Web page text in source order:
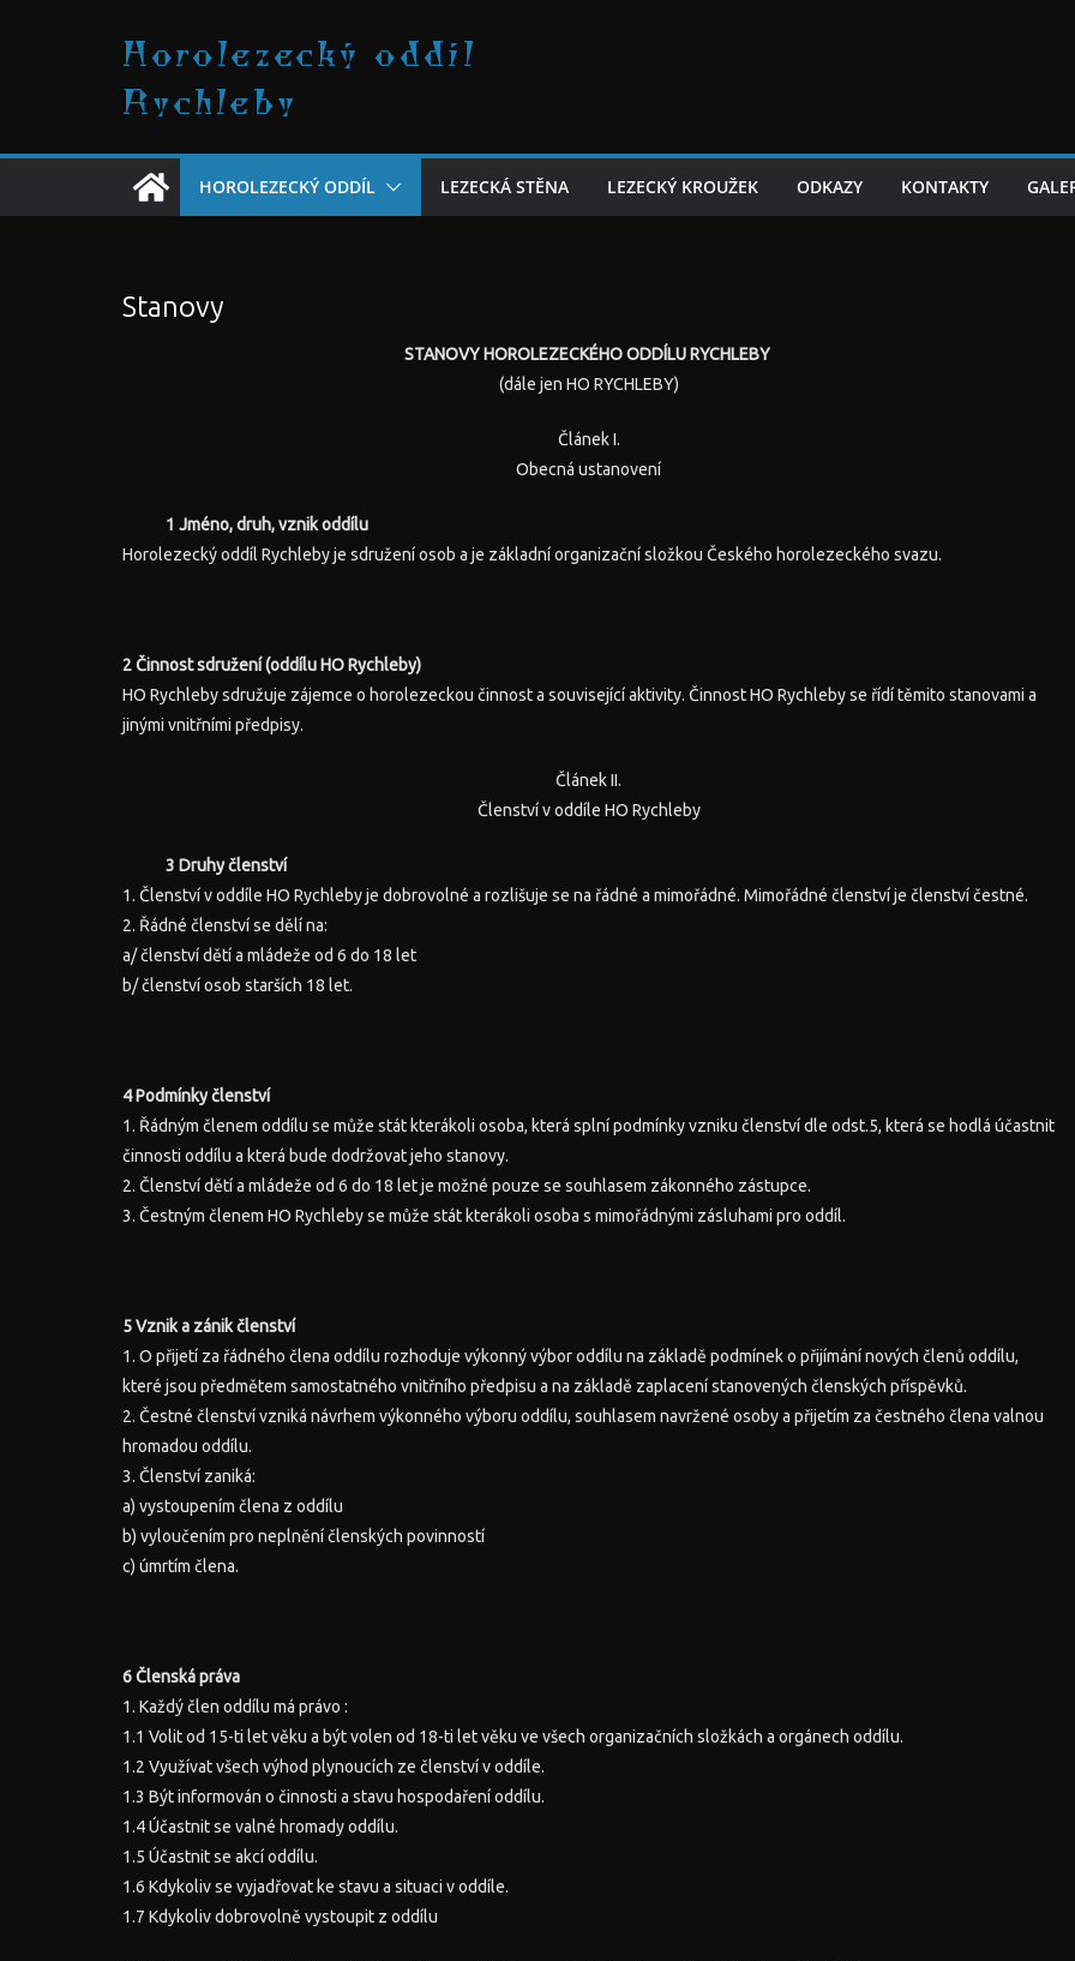
Horolezecký oddíl
Rychleby
HOROLEZECKÝ ODDÍL LEZECKÁ STĚNA LEZECKÝ KROUŽEK ODKAZY KONTAKTY
Stanovy
STANOVY HOROLEZECKÉHO ODDÍLU RYCHLEBY
(dále jen HO RYCHLEBY)
Článek I.
Obecná ustanovení
1 Jméno, druh, vznik oddílu
Horolezecký oddíl Rychleby je sdružení osob a je základní organizační složkou Českého horolezeckého svazu.
2 Činnost sdružení (oddílu HO Rychleby)
HO Rychleby sdružuje zájemce o horolezeckou činnost a související aktivity. Činnost HO Rychleby se řídí těmito stanovami a
jinými vnitřními předpisy.
Článek II.
Členství v oddíle HO Rychleby
3 Druhy členství
1. Členství v oddíle HO Rychleby je dobrovolné a rozlišuje se na řádné a mimořádné. Mimořádné členství je členství čestné.
2. Řádné členství se dělí na:
a/ členství dětí a mládeže od 6 do 18 let
b/ členství osob starších 18 let.
4 Podmínky členství
1. Řádným členem oddílu se může stát kterákoli osoba, která splní podmínky vzniku členství dle odst.5, která se hodlá účastnit
činnosti oddílu a která bude dodržovat jeho stanovy.
2. Členství dětí a mládeže od 6 do 18 let je možné pouze se souhlasem zákonného zástupce.
3. Čestným členem HO Rychleby se může stát kterákoli osoba s mimořádnými zásluhami pro oddíl.
5 Vznik a zánik členství
1. O přijetí za řádného člena oddílu rozhoduje výkonný výbor oddílu na základě podmínek o přijímání nových členů oddílu,
které jsou předmětem samostatného vnitřního předpisu a na základě zaplacení stanovených členských příspěvků.
2. Čestné členství vzniká návrhem výkonného výboru oddílu, souhlasem navržené osoby a přijetím za čestného člena valnou
hromadou oddílu.
3. Členství zaniká:
a) vystoupením člena z oddílu
b) vyloučením pro neplnění členských povinností
c) úmrtím člena.
6 Členská práva
1. Každý člen oddílu má právo :
1.1 Volit od 15-ti let věku a být volen od 18-ti let věku ve všech organizačních složkách a orgánech oddílu.
1.2 Využívat všech výhod plynoucích ze členství v oddíle.
1.3 Být informován o činnosti a stavu hospodaření oddílu.
1.4 Účastnit se valné hromady oddílu.
1.5 Účastnit se akcí oddílu.
1.6 Kdykoliv se vyjadřovat ke stavu a situaci v oddíle.
1.7 Kdykoliv dobrovolně vystoupit z oddílu